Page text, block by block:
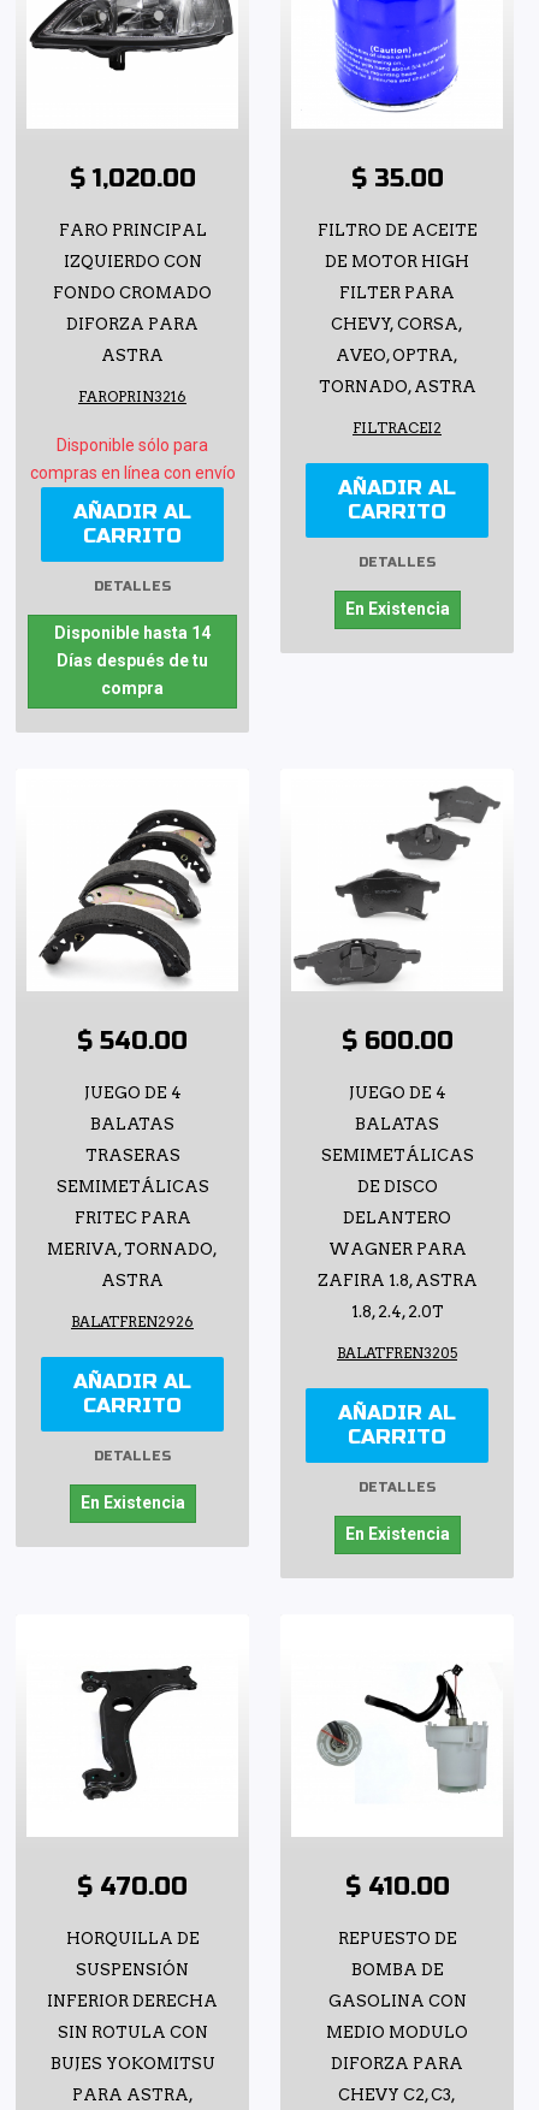
$ 1,020.00
FARO PRINCIPAL
IZQUIERDO CON
FONDO CROMADO
DIFORZA PARA
ASTRA
FAROPRIN3216
Disponible sólo para
compras en línea con envío
AÑADIR AL
CARRITO
DETALLES
Disponible hasta 14
Días después de tu
compra
$ 35.00
FILTRO DE ACEITE
DE MOTOR HIGH
FILTER PARA
CHEVY, CORSA,
AVEO, OPTRA,
TORNADO, ASTRA
FILTRACEI2
AÑADIR AL
CARRITO
DETALLES
En Existencia
$ 540.00
JUEGO DE 4
BALATAS
TRASERAS
SEMIMETÁLICAS
FRITEC PARA
MERIVA, TORNADO,
ASTRA
BALATFREN2926
AÑADIR AL
CARRITO
DETALLES
En Existencia
$ 600.00
JUEGO DE 4
BALATAS
SEMIMETÁLICAS
DE DISCO
DELANTERO
WAGNER PARA
ZAFIRA 1.8, ASTRA
1.8, 2.4, 2.0T
BALATFREN3205
AÑADIR AL
CARRITO
DETALLES
En Existencia
$ 470.00
HORQUILLA DE
SUSPENSIÓN
INFERIOR DERECHA
SIN ROTULA CON
BUJES YOKOMITSU
PARA ASTRA,
$ 410.00
REPUESTO DE
BOMBA DE
GASOLINA CON
MEDIO MODULO
DIFORZA PARA
CHEVY C2, C3,